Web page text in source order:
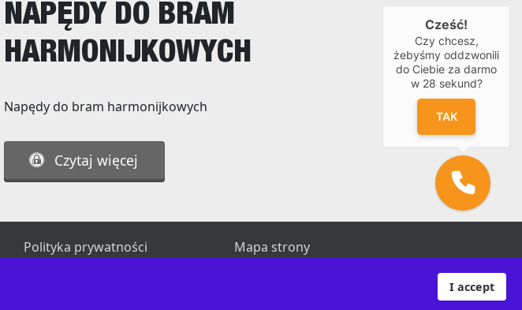
NAPĘDY DO BRAM
HARMONIJKOWYCH
Napędy do bram harmonijkowych
Czytaj więcej
Polityka prywatności Mapa strony
All Rights Reserved. I accept
Cześć!
Czy chcesz,
żebyśmy oddzwonili
do Ciebie za darmo
w 28 sekund?
TAK